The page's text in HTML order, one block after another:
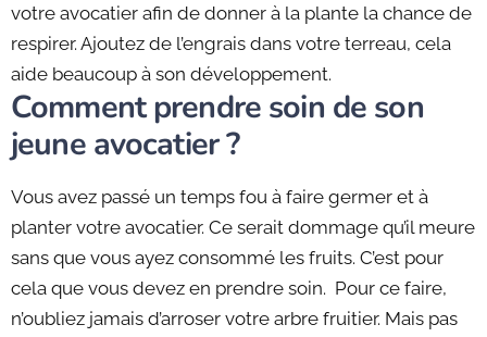
votre avocatier afin de donner à la plante la chance de
respirer. Ajoutez de l’engrais dans votre terreau, cela
aide beaucoup à son développement.
Comment prendre soin de son
jeune avocatier ?
Vous avez passé un temps fou à faire germer et à
planter votre avocatier. Ce serait dommage qu’il meure
sans que vous ayez consommé les fruits. C’est pour
cela que vous devez en prendre soin. Pour ce faire,
n’oubliez jamais d’arroser votre arbre fruitier. Mais pas